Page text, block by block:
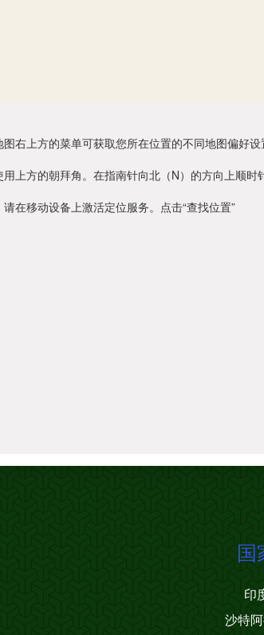
右上方的菜单可获取您所在位置的不同地图偏好设
上方的朝拜角。在指南针向北（N）的方向上顺时
在移动设备上激活定位服务。点击“查找位置”
国
印
沙特